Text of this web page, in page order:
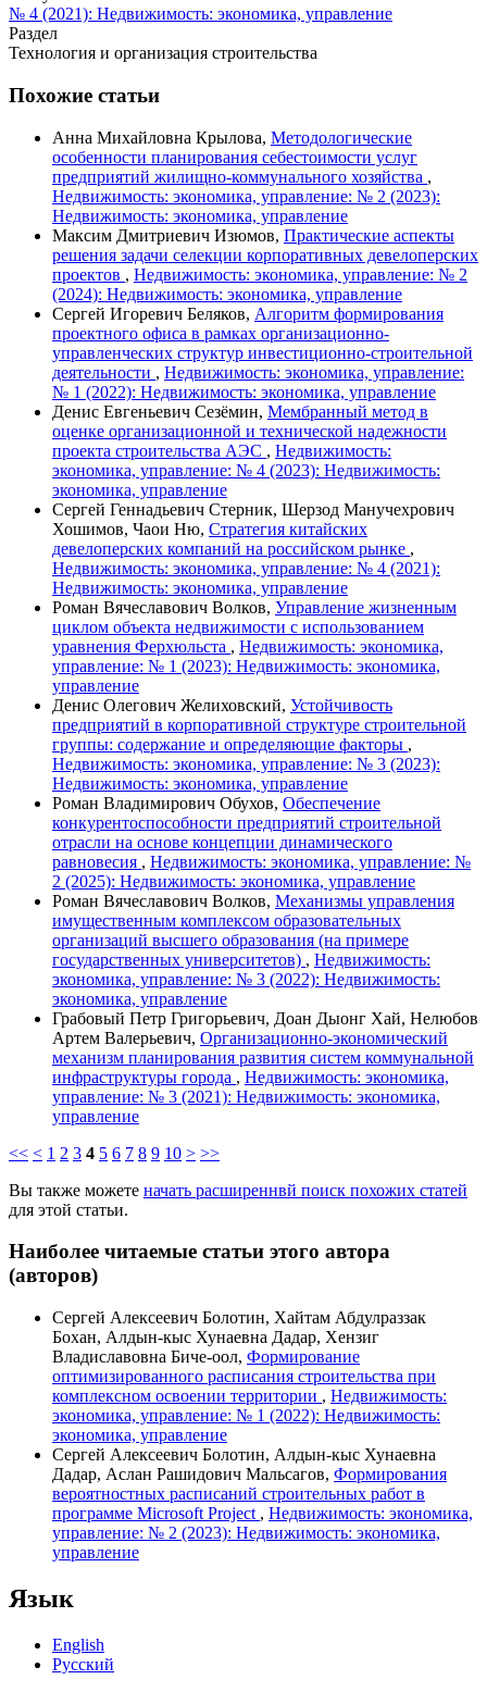
№ 4 (2021): Недвижимость: экономика, управление
Раздел
Технология и организация строительства
Похожие статьи
Анна Михайловна Крылова, Методологические
особенности планирования себестоимости услуг
предприятий жилищно-коммунального хозяйства ,
Недвижимость: экономика, управление: № 2 (2023):
Недвижимость: экономика, управление
Максим Дмитриевич Изюмов, Практические аспекты
решения задачи селекции корпоративных девелоперских
проектов , Недвижимость: экономика, управление: № 2
(2024): Недвижимость: экономика, управление
Сергей Игоревич Беляков, Алгоритм формирования
проектного офиса в рамках организационно-
управленческих структур инвестиционно-строительной
деятельности , Недвижимость: экономика, управление:
№ 1 (2022): Недвижимость: экономика, управление
Денис Евгеньевич Сезёмин, Мембранный метод в
оценке организационной и технической надежности
проекта строительства АЭС , Недвижимость:
экономика, управление: № 4 (2023): Недвижимость:
экономика, управление
Сергей Геннадьевич Стерник, Шерзод Манучехрович
Хошимов, Чаои Ню, Стратегия китайских
девелоперских компаний на российском рынке ,
Недвижимость: экономика, управление: № 4 (2021):
Недвижимость: экономика, управление
Роман Вячеславович Волков, Управление жизненным
циклом объекта недвижимости с использованием
уравнения Ферхюльста , Недвижимость: экономика,
управление: № 1 (2023): Недвижимость: экономика,
управление
Денис Олегович Желиховский, Устойчивость
предприятий в корпоративной структуре строительной
группы: содержание и определяющие факторы ,
Недвижимость: экономика, управление: № 3 (2023):
Недвижимость: экономика, управление
Роман Владимирович Обухов, Обеспечение
конкурентоспособности предприятий строительной
отрасли на основе концепции динамического
равновесия , Недвижимость: экономика, управление: №
2 (2025): Недвижимость: экономика, управление
Роман Вячеславович Волков, Механизмы управления
имущественным комплексом образовательных
организаций высшего образования (на примере
государственных университетов) , Недвижимость:
экономика, управление: № 3 (2022): Недвижимость:
экономика, управление
Грабовый Петр Григорьевич, Доан Дыонг Хай, Нелюбов
Артем Валерьевич, Организационно-экономический
механизм планирования развития систем коммунальной
инфраструктуры города , Недвижимость: экономика,
управление: № 3 (2021): Недвижимость: экономика,
управление
<< < 1 2 3 4 5 6 7 8 9 10 > >>
Вы также можете начать расширеннвй поиск похожих статей
для этой статьи.
Наиболее читаемые статьи этого автора
(авторов)
Сергей Алексеевич Болотин, Хайтам Абдулраззак
Бохан, Алдын-кыс Хунаевна Дадар, Хензиг
Владиславовна Биче-оол, Формирование
оптимизированного расписания строительства при
комплексном освоении территории , Недвижимость:
экономика, управление: № 1 (2022): Недвижимость:
экономика, управление
Сергей Алексеевич Болотин, Алдын-кыс Хунаевна
Дадар, Аслан Рашидович Мальсагов, Формирования
вероятностных расписаний строительных работ в
программе Microsoft Project , Недвижимость: экономика,
управление: № 2 (2023): Недвижимость: экономика,
управление
Язык
English
Русский